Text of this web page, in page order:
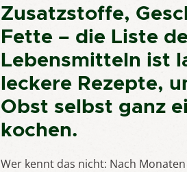
Zusatzstoffe,
Fette – die Liste
Lebensmitteln ist
leckere Rezepte,
Obst selbst ganz
kochen.
Wer kennt das nicht: Nach